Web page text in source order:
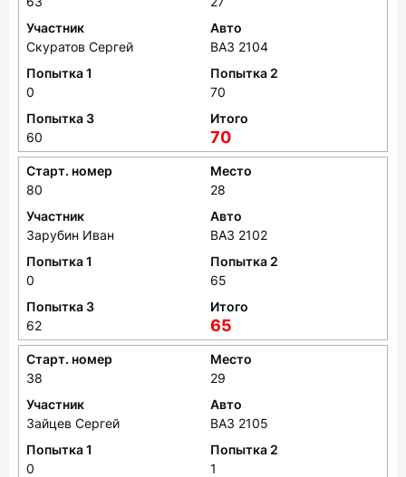
Участник
Скуратов Сергей
Авто
ВАЗ 2104
Попытка 1
0
Попытка 2
70
Попытка 3
60
Итого
70
Старт. номер
80
Место
28
Участник
Зарубин Иван
Авто
ВАЗ 2102
Попытка 1
0
Попытка 2
65
Попытка 3
62
Итого
65
Старт. номер
38
Место
29
Участник
Зайцев Сергей
Авто
ВАЗ 2105
Попытка 1
0
Попытка 2
1